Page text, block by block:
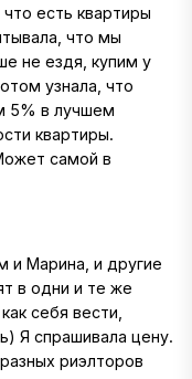
есть квартиры
что мы
не ездя, купим у
узнала, что
5% в лучшем
квартиры.
самой в
и Марина, и другие
в одни и те же
себя вести,
Я спрашивала цену.
риэлторов